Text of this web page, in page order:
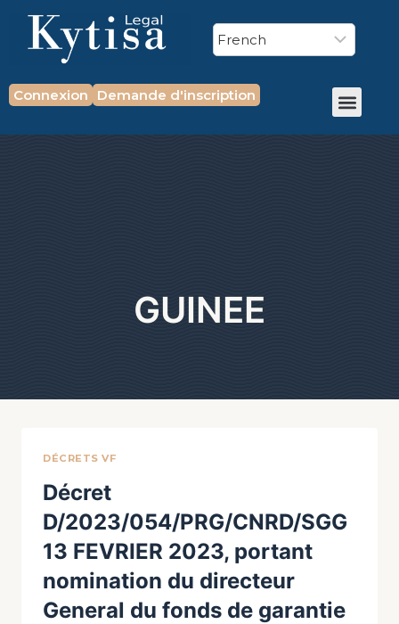
Connexion Demande d'inscription
GUINEE
DÉCRETS VF
Décret
D/2023/054/PRG/CNRD/SGG
13 FEVRIER 2023, portant
nomination du directeur
General du fonds de garantie